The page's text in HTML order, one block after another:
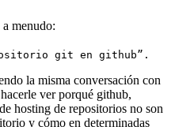
menudo:
git en github”.
la misma conversación con
ver porqué github,
hosting de repositorios no son
y cómo en determinadas